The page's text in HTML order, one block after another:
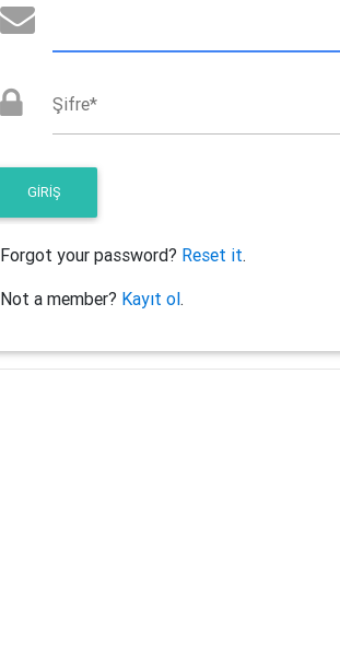
Şifre*
Forgot your password? Reset it.
Not a member? Kayıt ol.